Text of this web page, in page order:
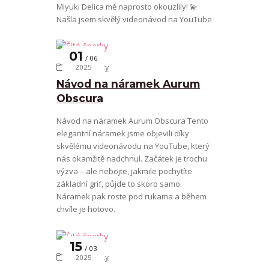
Miyuki Delica mě naprosto okouzlily! 💫⁠
Našla jsem skvělý videonávod na YouTube
Návod na náramek Aurum
Obscura
01
06
2025
Šité šperky
Návod na náramek Aurum Obscura Tento
elegantní náramek jsme objevili díky
skvělému videonávodu na YouTube, který
nás okamžitě nadchnul. Začátek je trochu
výzva – ale nebojte, jakmile pochytíte
základní grif, půjde to skoro samo.
Náramek pak roste pod rukama a během
chvíle je hotovo.
15
03
2025
Šité šperky